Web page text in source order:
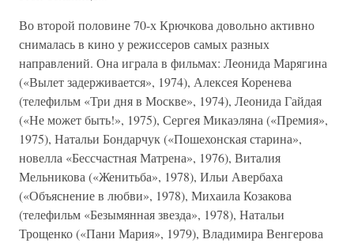
Во второй половине 70-х Крючкова довольно активно
снималась в кино у режиссеров самых разных
направлений. Она играла в фильмах: Леонида Марягина
(«Вылет задерживается», 1974), Алексея Коренева
(телефильм «Три дня в Москве», 1974), Леонида Гайдая
(«Не может быть!», 1975), Сергея Микаэляна («Премия»,
1975), Натальи Бондарчук («Пошехонская старина»,
новелла «Бессчастная Матрена», 1976), Виталия
Мельникова («Женитьба», 1978), Ильи Авербаха
(«Объяснение в любви», 1978), Михаила Козакова
(телефильм «Безымянная звезда», 1978), Натальи
Трощенко («Пани Мария», 1979), Владимира Венгерова